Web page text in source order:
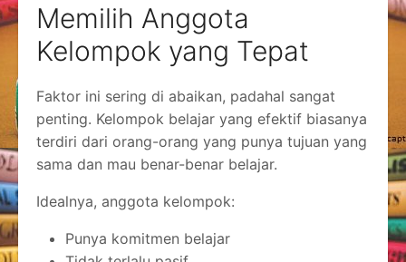
Memilih Anggota
Kelompok yang Tepat
Faktor ini sering di abaikan, padahal sangat
penting. Kelompok belajar yang efektif biasanya
terdiri dari orang-orang yang punya tujuan yang
sama dan mau benar-benar belajar.
Idealnya, anggota kelompok:
Punya komitmen belajar